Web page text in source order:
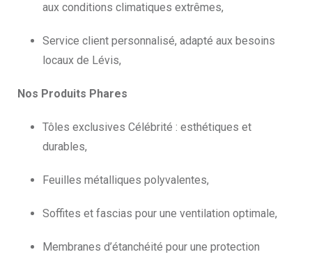
aux conditions climatiques extrêmes,
Service client personnalisé, adapté aux besoins
locaux de Lévis,
Nos Produits Phares
Tôles exclusives Célébrité : esthétiques et
durables,
Feuilles métalliques polyvalentes,
Soffites et fascias pour une ventilation optimale,
Membranes d’étanchéité pour une protection